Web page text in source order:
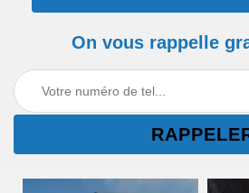
On vous rappelle